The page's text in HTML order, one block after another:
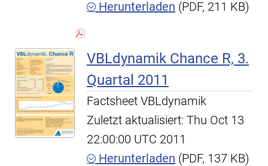
Herunterladen (PDF, 211 KB)
VBLdynamik Chance R, 3.
Quartal 2011
Factsheet VBLdynamik
Zuletzt aktualisiert: Thu Oct 13
22:00:00 UTC 2011
Herunterladen (PDF, 137 KB)